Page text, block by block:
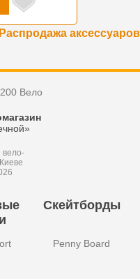
Распродажа аксессуаров
вело-
Скейтборды
Penny Board